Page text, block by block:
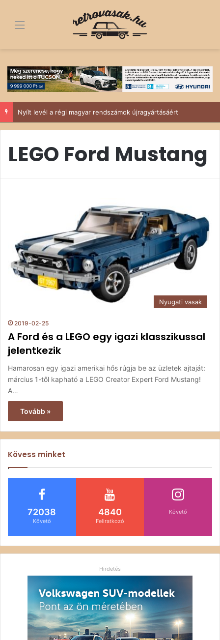
Menü
Nyílt levél a régi magyar rendszámok újragyártásáért
LEGO Ford Mustang
Nyugati vasak
2019-02-25
A Ford és a LEGO egy igazi klasszikussal
jelentkezik
Hamarosan egy igazi amerikai hős rúgja be az üzletek ajtaját:
március 1-től kapható a LEGO Creator Expert Ford Mustang!
A…
Tovább »
Kövess minket
72038
Követő
4840
Feliratkozó
Követő
Hirdetés